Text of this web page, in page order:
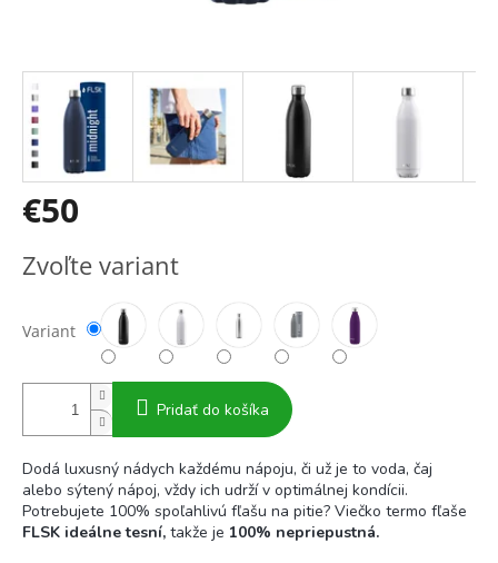
€50
cena:
Zvoľte variant
Variant
Pridať do košíka
Dodá luxusný nádych každému nápoju, či už je to voda, čaj
alebo sýtený nápoj, vždy ich udrží v optimálnej kondícii.
Potrebujete 100% spoľahlivú fľašu na pitie? Viečko termo fľaše
FLSK ideálne tesní, takže je 100% nepriepustná.